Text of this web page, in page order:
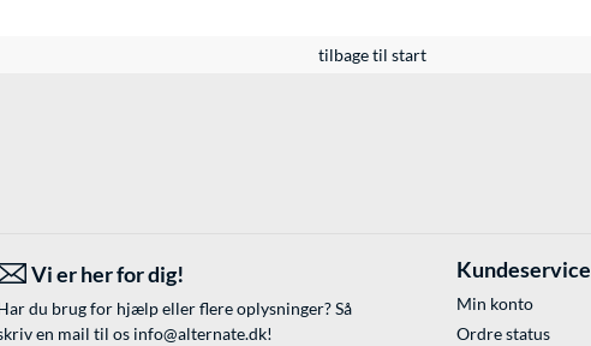
tilbage til start
Vi er her for dig!
du brug for hjælp eller flere oplysninger? Så
en mail til os info@alternate.dk!
Kundeservice
Min konto
Ordre status